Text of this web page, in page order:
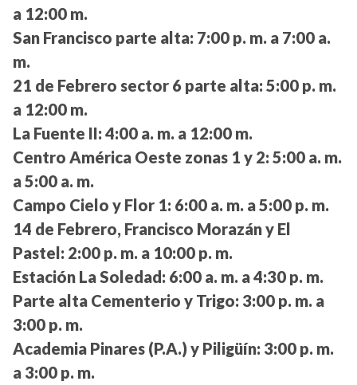
a 12:00 m.
San Francisco parte alta: 7:00 p. m. a 7:00 a.
m.
21 de Febrero sector 6 parte alta: 5:00 p. m.
a 12:00 m.
La Fuente II: 4:00 a. m. a 12:00 m.
Centro América Oeste zonas 1 y 2: 5:00 a. m.
a 5:00 a. m.
Campo Cielo y Flor 1: 6:00 a. m. a 5:00 p. m.
14 de Febrero, Francisco Morazán y El
Pastel: 2:00 p. m. a 10:00 p. m.
Estación La Soledad: 6:00 a. m. a 4:30 p. m.
Parte alta Cementerio y Trigo: 3:00 p. m. a
3:00 p. m.
Academia Pinares (P.A.) y Piligüín: 3:00 p. m.
a 3:00 p. m.